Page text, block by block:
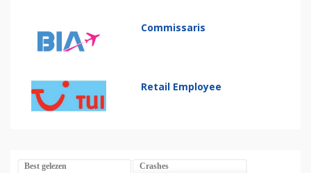
Commissaris
Retail Employee
Best gelezen Crashes